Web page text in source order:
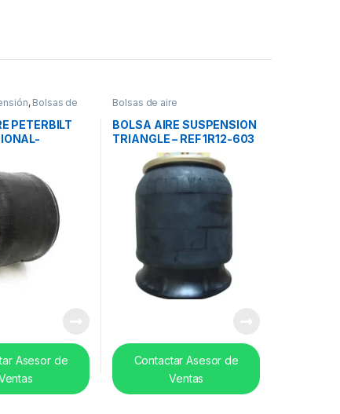
, Bolsas de
PETERBILT
Asesor de
Bolsas de aire
BOLSA AIRE SUSPENSION
TRIANGLE – REF 1R12-603
Contactar Asesor de
Ventas